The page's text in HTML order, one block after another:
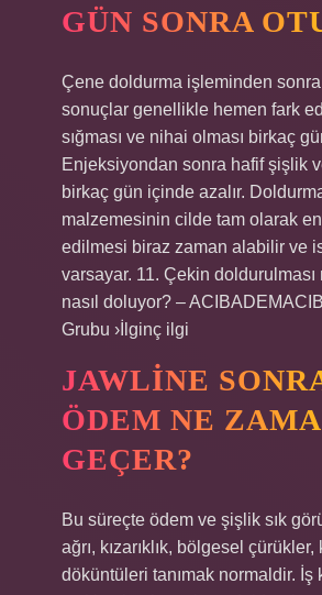
GÜN SONRA
Çene doldurma işleminden
sonuçlar genellikle hemen fark
sığması ve nihai olması birkaç
Enjeksiyondan sonra hafif şişlik
birkaç gün içinde azalır.
malzemesinin cilde tam olarak
edilmesi biraz zaman alabilir ve
varsayar. 11. Çekin
nasıl doluyor? –
Grubu ›İlginç ilgi
JAWLINE
ÖDEM NE
GEÇER?
Bu süreçte ödem ve şişlik sık
ağrı, kızarıklık, bölgesel çürükler,
döküntüleri tanımak normaldir. İş